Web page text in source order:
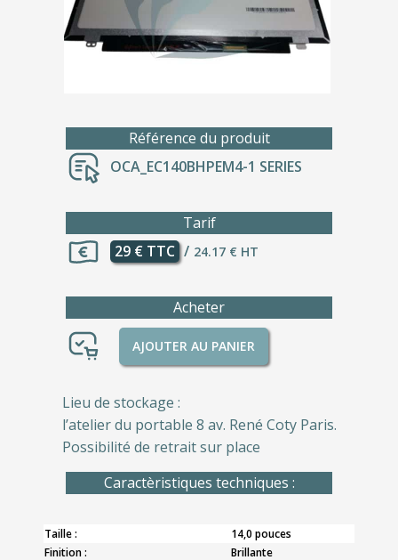
Référence du produit
OCA_EC140BHPEM4-1 SERIES
Tarif
29 € TTC / 24.17 € HT
Acheter
AJOUTER AU PANIER
Lieu de stockage :
l’atelier du portable 8 av. René Coty Paris.
Possibilité de retrait sur place
Caractèristiques techniques :
Taille :
14,0 pouces
Finition :
Brillante